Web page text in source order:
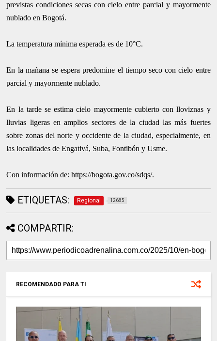
previstas condiciones secas con cielo entre parcial y mayormente
nublado en Bogotá.
La temperatura mínima esperada es de 10°C.
En la mañana se espera predomine el tiempo seco con cielo entre
parcial y mayormente nublado.
En la tarde se estima cielo mayormente cubierto con lloviznas y
lluvias ligeras en amplios sectores de la ciudad las más fuertes
sobre zonas del norte y occidente de la ciudad, especialmente, en
las localidades de Engativá, Suba, Fontibón y Usme.
Con información de: https://bogota.gov.co/sdqs/.
ETIQUETAS: Regional 12685
COMPARTIR:
RECOMENDADO PARA TI